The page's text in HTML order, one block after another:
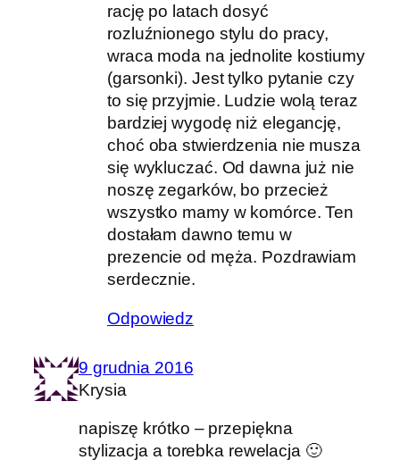
rację po latach dosyć
rozluźnionego stylu do pracy,
wraca moda na jednolite kostiumy
(garsonki). Jest tylko pytanie czy
to się przyjmie. Ludzie wolą teraz
bardziej wygodę niż elegancję,
choć oba stwierdzenia nie musza
się wykluczać. Od dawna już nie
noszę zegarków, bo przecież
wszystko mamy w komórce. Ten
dostałam dawno temu w
prezencie od męża. Pozdrawiam
serdecznie.
Odpowiedz
9 grudnia 2016
Krysia
napiszę krótko – przepiękna
stylizacja a torebka rewelacja 🙂